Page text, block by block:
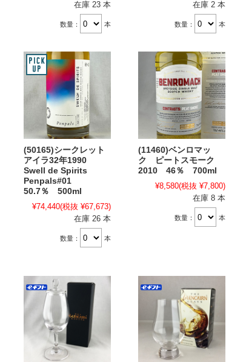
在庫 23 本
数量： 本
在庫 2 本
数量： 本
(50165)シークレット
アイラ32年1990
Swell de Spirits
Penpals#01
50.7％ 500ml
¥74,440(税抜 ¥67,673)
在庫 26 本
数量： 本
(11460)ベンロマッ
ク ピートスモーク
2010 46％ 700ml
¥8,580(税抜 ¥7,800)
在庫 8 本
数量： 本